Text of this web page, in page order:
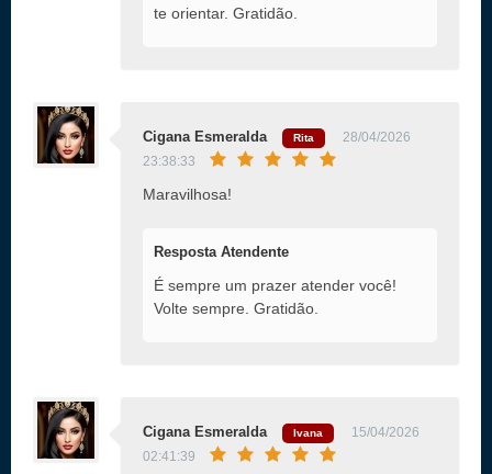
te orientar. Gratidão.
Cigana Esmeralda Rita
28/04/2026
23:38:33
Maravilhosa!
Resposta Atendente
É sempre um prazer atender você!
Volte sempre. Gratidão.
Cigana Esmeralda Ivana
15/04/2026
02:41:39